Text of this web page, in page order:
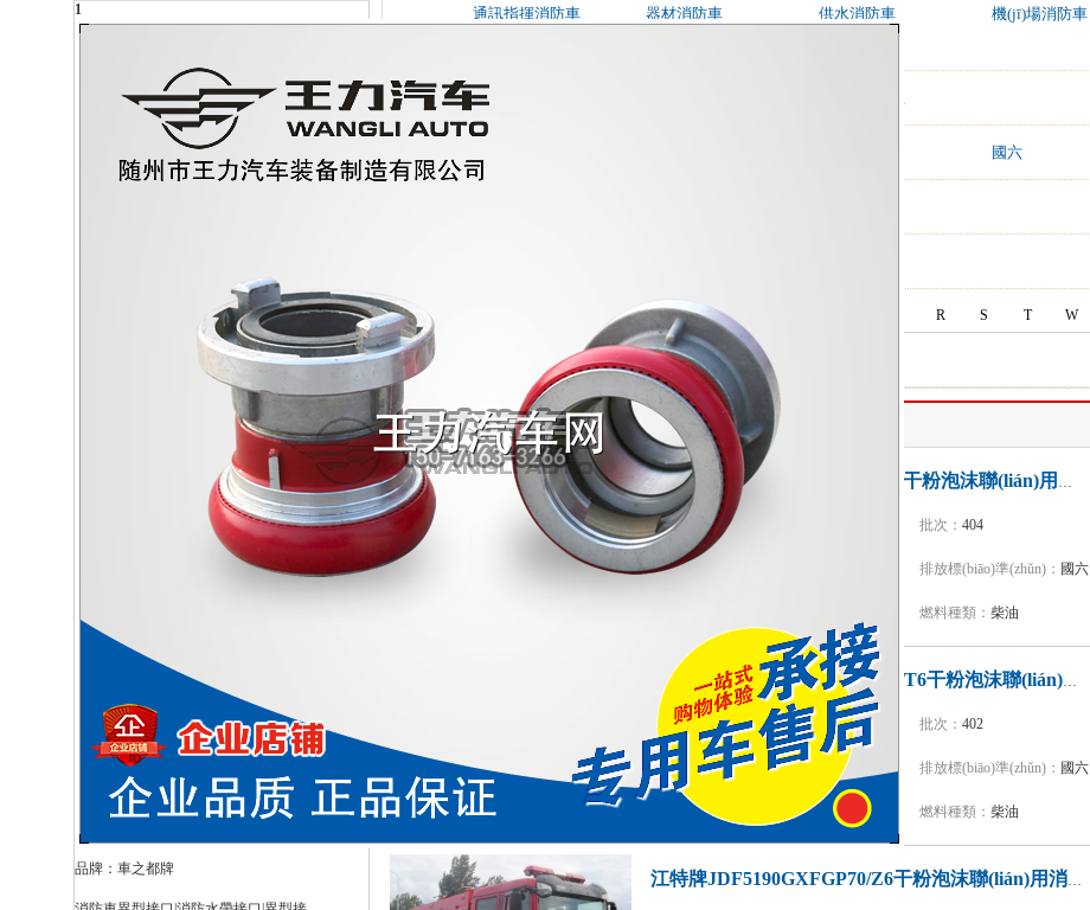
通訊指揮消防車
器材消防車 供水消防車 機(jī)場消防車
最大馬力: 210-260馬力 310馬力以上
國六
整車品牌： F G H R S T W
安奇正牌
共116個(gè)商品
江特牌JDF5300GXFGP120/Z6干粉泡沫聯(lián)用消防車
型號： JDF5300GXFGP120/Z6 批次： 404
品牌： 排放標(biāo)準(zhǔn)： 國六
燃料種類： 柴油
新東日牌YZR5290GXFGP110/T6干粉泡沫聯(lián)用消防車
型號： YZR5290GXFGP110/T6 批次： 402
品牌： 新東日牌 排放標(biāo)準(zhǔn)： 國六
底盤型號： ZZ5357TXFV464MF5 燃料種類： 柴油
江特牌JDF5190GXFGP70/Z6干粉泡沫聯(lián)用消防車
1
品牌： 車之都牌